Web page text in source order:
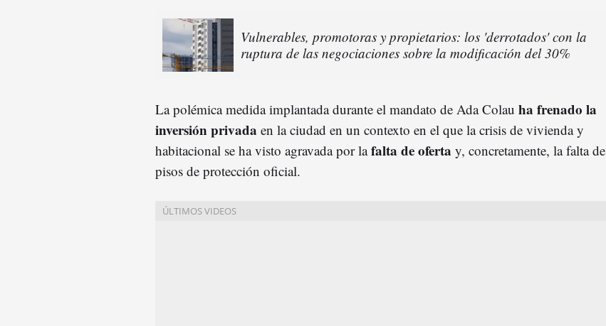
Vulnerables, promotoras y propietarios: los 'derrotados' con la
ruptura de las negociaciones sobre la modificación del 30%
La polémica medida implantada durante el mandato de Ada Colau ha frenado la
inversión privada en la ciudad en un contexto en el que la crisis de vivienda y
habitacional se ha visto agravada por lafalta de oferta y, concretamente, la falta de
pisos de protección oficial.